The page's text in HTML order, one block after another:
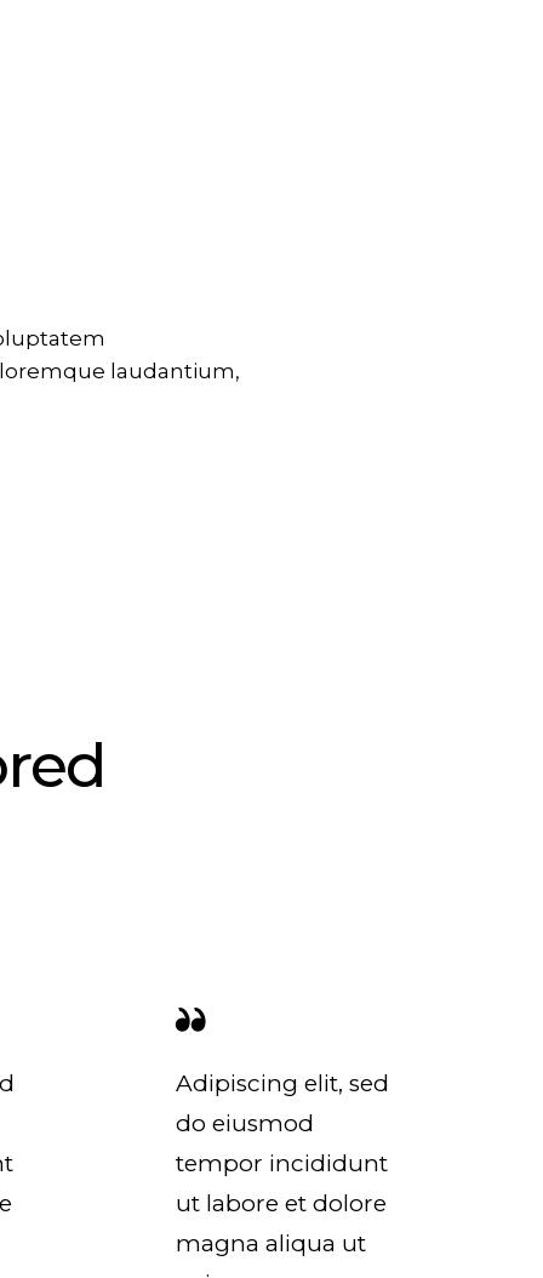
laudantium,
Adipiscing elit, sed
do eiusmod
tempor incididunt
ut labore et dolore
magna aliqua ut